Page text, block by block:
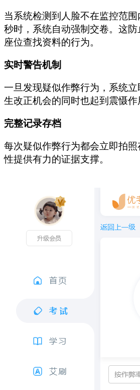
当系统检测到人脸不在监控范
秒时，系统自动强制交卷。这
座位查找资料的行为。
实时警告机制
一旦发现疑似作弊行为，系统
生改正机会的同时也起到震慑作
完整记录存档
每次疑似作弊行为都会立即拍
性提供有力的证据支撑。